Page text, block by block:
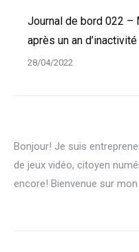
Journal de bord 022 –
après un an d’inactivité
28/04/2022
Bonjour! Je suis
de jeux vidéo, citoyen
encore! Bienvenue sur